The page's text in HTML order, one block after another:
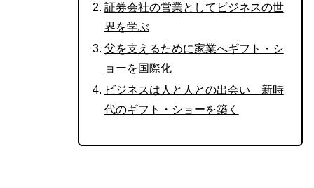
証券会社の営業としてビジネスの世
界を学ぶ
父を支えるために家業へギフト・シ
ョーを国際化
ビジネスは人と人との出会い 新時
代のギフト・ショーを築く